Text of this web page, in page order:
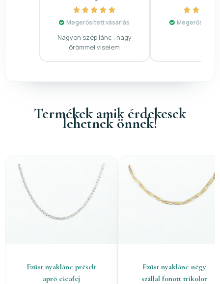
Megerősített vásárlás
Nagyon szép lánc , nagy
örömmel viselem
Megerősített
Termékek amik érdekesek
lehetnek önnek!
Ezüst nyaklánc préselt
apró cicafej
Ezüst nyaklánc négy
szállal fonott trikolor